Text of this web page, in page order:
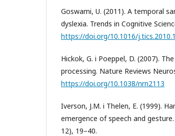
Goswami, U. (2011). A temporal
dyslexia. Trends in Cognitive
https://doi.org/10.1016/
Hickok, G. i Poeppel, D. (2007).
processing. Nature Reviews
https://doi.org/10.1038/nrn2113
Iverson, J.M. i Thelen, E. (1999).
emergence of speech and
12), 19–40.